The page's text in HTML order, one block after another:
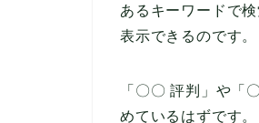
あるキーワードで
表示できるのです。
「〇〇 評判」や「
めているはずです。